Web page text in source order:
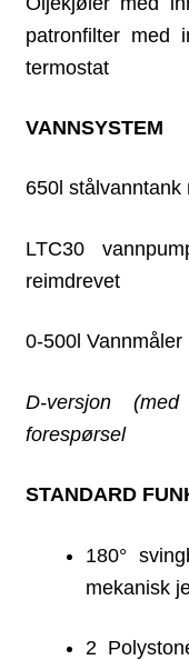
patronfilter med
termostat
VANNSYSTEM
650l stålvanntank
LTC30
reimdrevet
0-500l Vannmåler
D-versjon
forespørsel
STANDARD
180°
mekanisk
2